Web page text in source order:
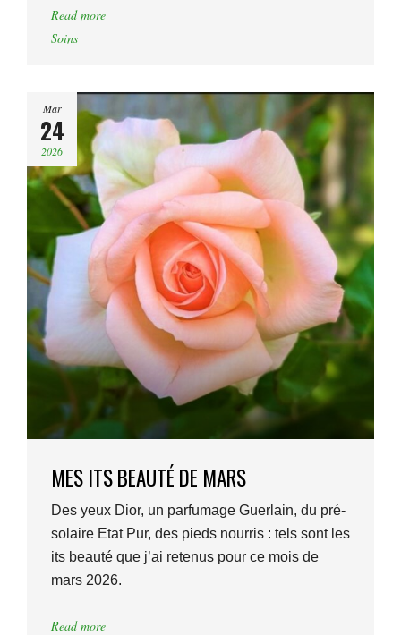
Read more
Soins
Mar
24
2026
MES ITS BEAUTÉ DE MARS
Des yeux Dior, un parfumage Guerlain, du pré-
solaire Etat Pur, des pieds nourris : tels sont les
its beauté que j’ai retenus pour ce mois de
mars 2026.
Read more